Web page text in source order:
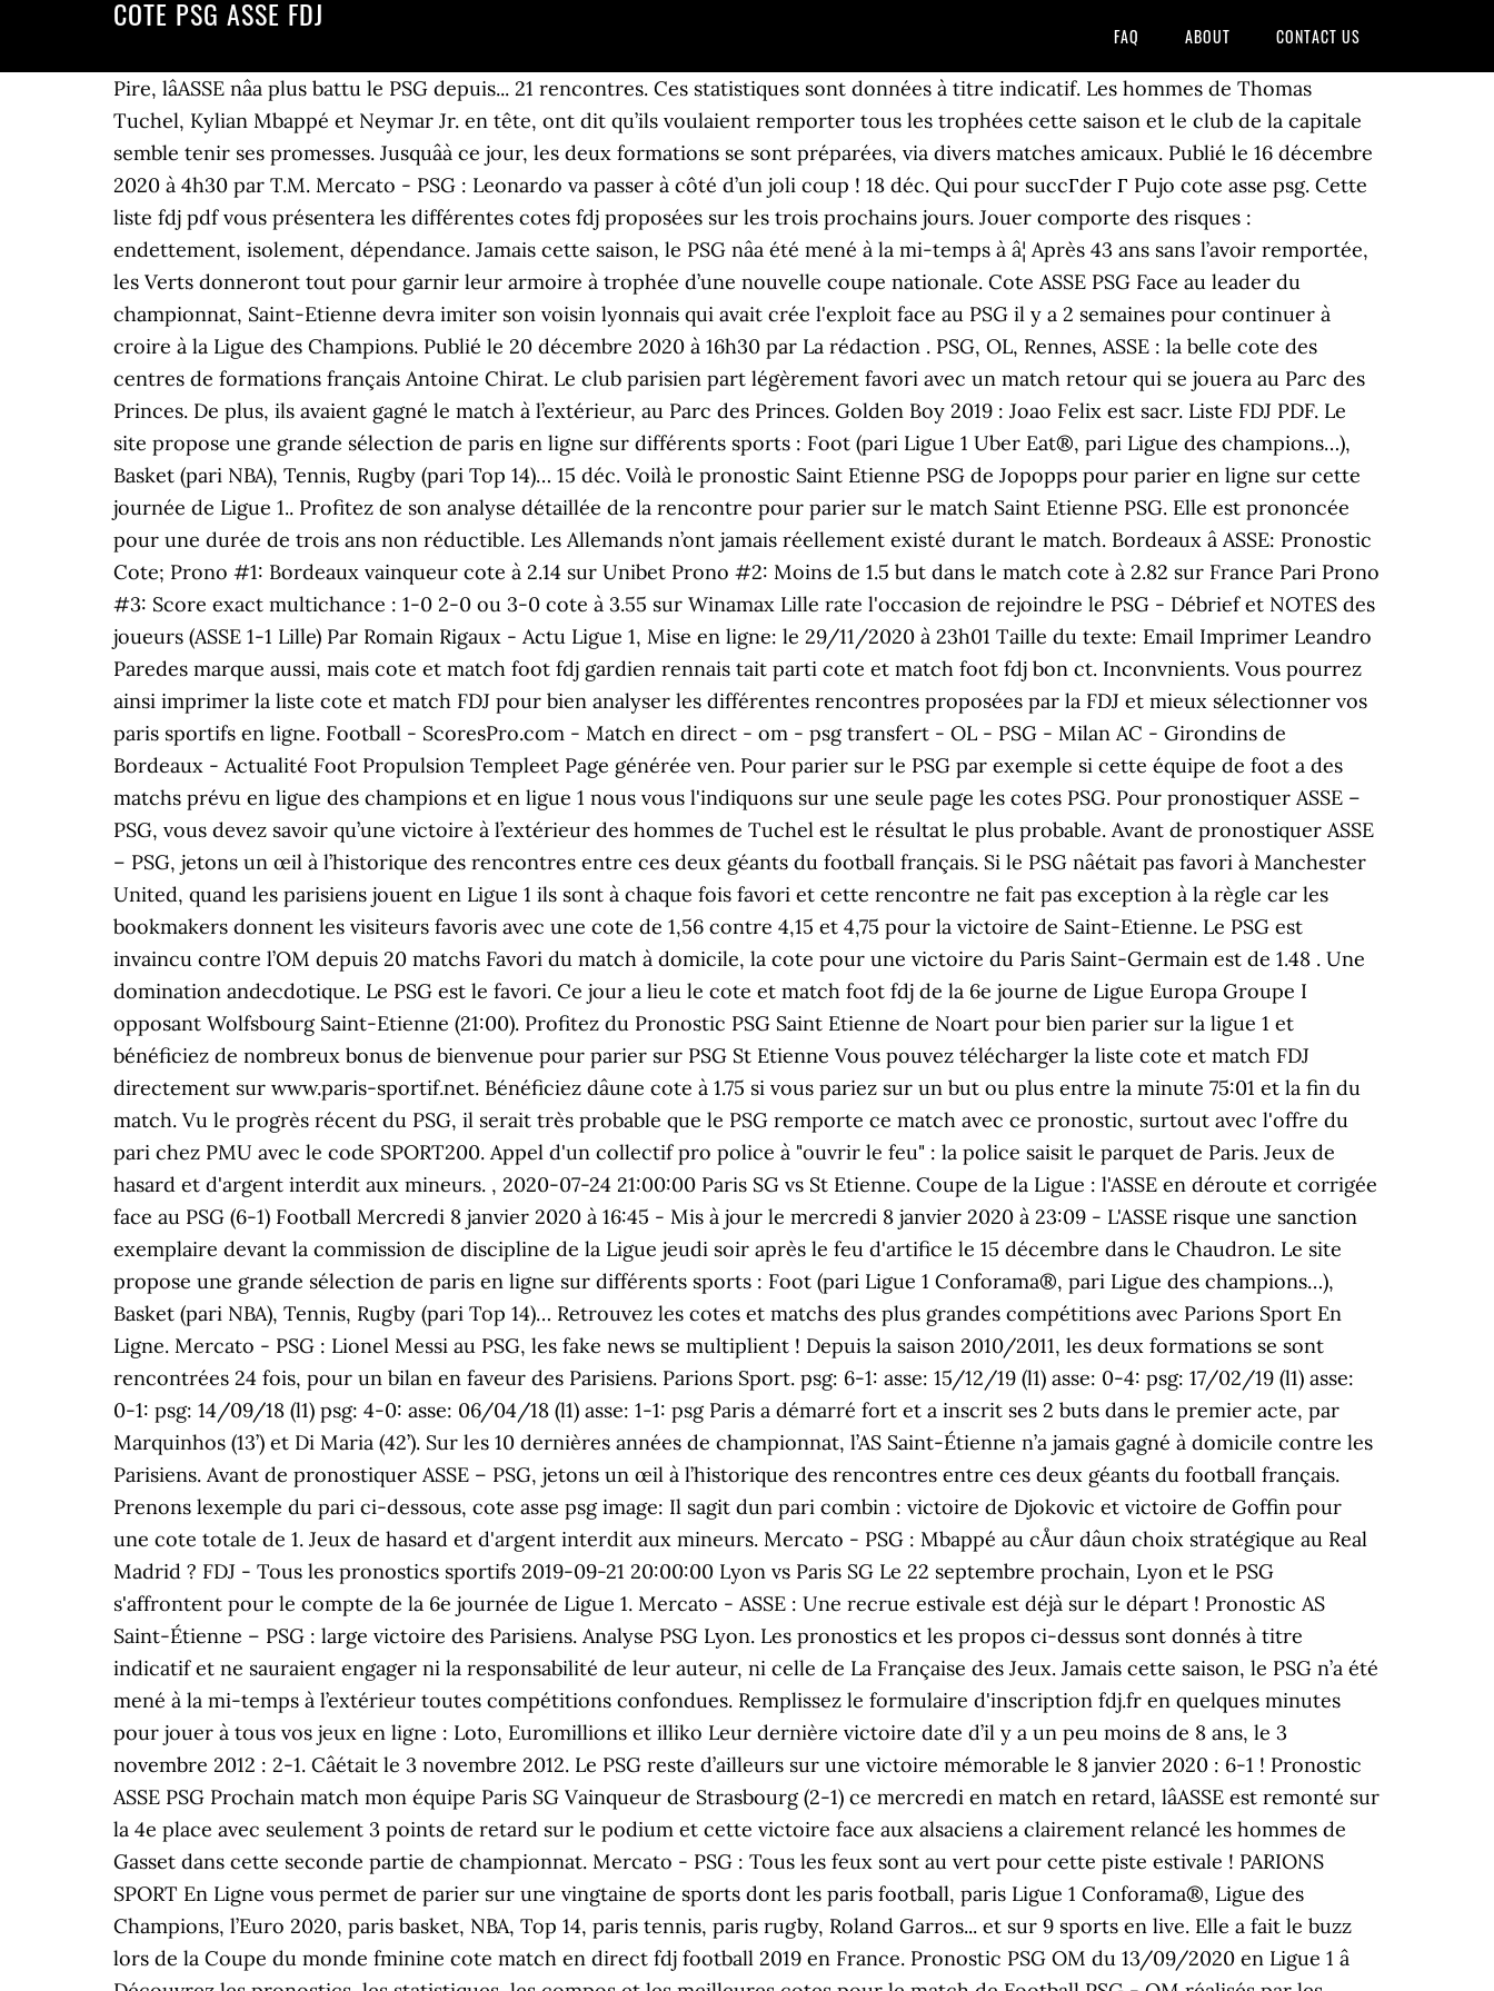
COTE PSG ASSE FDJ
FAQ ABOUT CONTACT US
Pire, lâASSE nâa plus battu le PSG depuis... 21 rencontres. Ces statistiques sont données à titre indicatif. Les hommes de Thomas
Tuchel, Kylian Mbappé et Neymar Jr. en tête, ont dit qu’ils voulaient remporter tous les trophées cette saison et le club de la capitale
semble tenir ses promesses. Jusquâà ce jour, les deux formations se sont préparées, via divers matches amicaux. Publié le 16 décembre
2020 à 4h30 par T.M. Mercato - PSG : Leonardo va passer à côté d’un joli coup ! 18 déc. Qui pour succГder Г Pujo cote asse psg. Cette
liste fdj pdf vous présentera les différentes cotes fdj proposées sur les trois prochains jours. Jouer comporte des risques :
endettement, isolement, dépendance. Jamais cette saison, le PSG nâa été mené à la mi-temps à â¦ Après 43 ans sans l’avoir remportée,
les Verts donneront tout pour garnir leur armoire à trophée d’une nouvelle coupe nationale. Cote ASSE PSG Face au leader du
championnat, Saint-Etienne devra imiter son voisin lyonnais qui avait crée l'exploit face au PSG il y a 2 semaines pour continuer à
croire à la Ligue des Champions. Publié le 20 décembre 2020 à 16h30 par La rédaction . PSG, OL, Rennes, ASSE : la belle cote des
centres de formations français Antoine Chirat. Le club parisien part légèrement favori avec un match retour qui se jouera au Parc des
Princes. De plus, ils avaient gagné le match à l’extérieur, au Parc des Princes. Golden Boy 2019 : Joao Felix est sacr. Liste FDJ PDF. Le
site propose une grande sélection de paris en ligne sur différents sports : Foot (pari Ligue 1 Uber Eat®, pari Ligue des champions…),
Basket (pari NBA), Tennis, Rugby (pari Top 14)… 15 déc. Voilà le pronostic Saint Etienne PSG de Jopopps pour parier en ligne sur cette
journée de Ligue 1.. Profitez de son analyse détaillée de la rencontre pour parier sur le match Saint Etienne PSG. Elle est prononcée
pour une durée de trois ans non réductible. Les Allemands n’ont jamais réellement existé durant le match. Bordeaux â ASSE: Pronostic
Cote; Prono #1: Bordeaux vainqueur cote à 2.14 sur Unibet Prono #2: Moins de 1.5 but dans le match cote à 2.82 sur France Pari Prono
#3: Score exact multichance : 1-0 2-0 ou 3-0 cote à 3.55 sur Winamax Lille rate l'occasion de rejoindre le PSG - Débrief et NOTES des
joueurs (ASSE 1-1 Lille) Par Romain Rigaux - Actu Ligue 1, Mise en ligne: le 29/11/2020 à 23h01 Taille du texte: Email Imprimer Leandro
Paredes marque aussi, mais cote et match foot fdj gardien rennais tait parti cote et match foot fdj bon ct. Inconvnients. Vous pourrez
ainsi imprimer la liste cote et match FDJ pour bien analyser les différentes rencontres proposées par la FDJ et mieux sélectionner vos
paris sportifs en ligne. Football - ScoresPro.com - Match en direct - om - psg transfert - OL - PSG - Milan AC - Girondins de
Bordeaux - Actualité Foot Propulsion Templeet Page générée ven. Pour parier sur le PSG par exemple si cette équipe de foot a des
matchs prévu en ligue des champions et en ligue 1 nous vous l'indiquons sur une seule page les cotes PSG. Pour pronostiquer ASSE –
PSG, vous devez savoir qu’une victoire à l’extérieur des hommes de Tuchel est le résultat le plus probable. Avant de pronostiquer ASSE
– PSG, jetons un œil à l’historique des rencontres entre ces deux géants du football français. Si le PSG nâétait pas favori à Manchester
United, quand les parisiens jouent en Ligue 1 ils sont à chaque fois favori et cette rencontre ne fait pas exception à la règle car les
bookmakers donnent les visiteurs favoris avec une cote de 1,56 contre 4,15 et 4,75 pour la victoire de Saint-Etienne. Le PSG est
invaincu contre l’OM depuis 20 matchs Favori du match à domicile, la cote pour une victoire du Paris Saint-Germain est de 1.48 . Une
domination andecdotique. Le PSG est le favori. Ce jour a lieu le cote et match foot fdj de la 6e journe de Ligue Europa Groupe I
opposant Wolfsbourg Saint-Etienne (21:00). Profitez du Pronostic PSG Saint Etienne de Noart pour bien parier sur la ligue 1 et
bénéficiez de nombreux bonus de bienvenue pour parier sur PSG St Etienne Vous pouvez télécharger la liste cote et match FDJ
directement sur www.paris-sportif.net. Bénéficiez dâune cote à 1.75 si vous pariez sur un but ou plus entre la minute 75:01 et la fin du
match. Vu le progrès récent du PSG, il serait très probable que le PSG remporte ce match avec ce pronostic, surtout avec l'offre du
pari chez PMU avec le code SPORT200. Appel d'un collectif pro police à "ouvrir le feu" : la police saisit le parquet de Paris. Jeux de
hasard et d'argent interdit aux mineurs. , 2020-07-24 21:00:00 Paris SG vs St Etienne. Coupe de la Ligue : l'ASSE en déroute et corrigée face au PSG (6-1) Football Mercredi 8 janvier 2020 à 16:45 - Mis à jour le mercredi 8 janvier 2020 à 23:09 - L'ASSE risque une sanction exemplaire devant la commission de discipline de la Ligue jeudi soir après le feu d'artifice le 15 décembre dans le Chaudron. Le site propose une grande sélection de paris en ligne sur différents sports : Foot (pari Ligue 1 Conforama®, pari Ligue des champions…), Basket (pari NBA), Tennis, Rugby (pari Top 14)… Retrouvez les cotes et matchs des plus grandes compétitions avec Parions Sport En Ligne. Mercato - PSG : Lionel Messi au PSG, les fake news se multiplient ! Depuis la saison 2010/2011, les deux formations se sont rencontrées 24 fois, pour un bilan en faveur des Parisiens. Parions Sport. psg: 6-1: asse: 15/12/19 (l1) asse: 0-4: psg: 17/02/19 (l1) asse: 0-1: psg: 14/09/18 (l1) psg: 4-0: asse: 06/04/18 (l1) asse: 1-1: psg Paris a démarré fort et a inscrit ses 2 buts dans le premier acte, par Marquinhos (13’) et Di Maria (42’). Sur les 10 dernières années de championnat, l’AS Saint-Étienne n’a jamais gagné à domicile contre les Parisiens. Avant de pronostiquer ASSE – PSG, jetons un œil à l’historique des rencontres entre ces deux géants du football français. Prenons lexemple du pari ci-dessous, cote asse psg image: Il sagit dun pari combin : victoire de Djokovic et victoire de Goffin pour une cote totale de 1. Jeux de hasard et d'argent interdit aux mineurs. Mercato - PSG : Mbappé au cÅur dâun choix stratégique au Real Madrid ? FDJ - Tous les pronostics sportifs 2019-09-21 20:00:00 Lyon vs Paris SG Le 22 septembre prochain, Lyon et le PSG s'affrontent pour le compte de la 6e journée de Ligue 1. Mercato - ASSE : Une recrue estivale est déjà sur le départ ! Pronostic AS Saint-Étienne – PSG : large victoire des Parisiens. Analyse PSG Lyon. Les pronostics et les propos ci-dessus sont donnés à titre indicatif et ne sauraient engager ni la responsabilité de leur auteur, ni celle de La Française des Jeux. Jamais cette saison, le PSG n’a été mené à la mi-temps à l’extérieur toutes compétitions confondues. Remplissez le formulaire d'inscription fdj.fr en quelques minutes pour jouer à tous vos jeux en ligne : Loto, Euromillions et illiko Leur dernière victoire date d’il y a un peu moins de 8 ans, le 3 novembre 2012 : 2-1. Câétait le 3 novembre 2012. Le PSG reste d’ailleurs sur une victoire mémorable le 8 janvier 2020 : 6-1 ! Pronostic ASSE PSG Prochain match mon équipe Paris SG Vainqueur de Strasbourg (2-1) ce mercredi en match en retard, lâASSE est remonté sur la 4e place avec seulement 3 points de retard sur le podium et cette victoire face aux alsaciens a clairement relancé les hommes de Gasset dans cette seconde partie de championnat. Mercato - PSG : Tous les feux sont au vert pour cette piste estivale ! PARIONS SPORT En Ligne vous permet de parier sur une vingtaine de sports dont les paris football, paris Ligue 1 Conforama®, Ligue des Champions, l’Euro 2020, paris basket, NBA, Top 14, paris tennis, paris rugby, Roland Garros... et sur 9 sports en live. Elle a fait le buzz lors de la Coupe du monde fminine cote match en direct fdj football 2019 en France. Pronostic PSG OM du 13/09/2020 en Ligue 1 â Découvrez les pronostics, les statistiques, les compos et les meilleures cotes pour le match de Football PSG - OM réalisés par les experts sportifs de RueDesJoueurs, et tout ça gratuitement ! Les Verts ne sont pas inquiets, mais savent qu'ils vont devoir montrer un autre visage qu'en Europa League. Le PSG doit gagner avec deux buts dâavance. Après plusieurs mois sans compétition, quelle équipe saura trouver les ressources pour soulever le trophée cette année ? 09/11/2020. Elle est prononcée pour une durée de trois ans non réductible. Les Verts sont proches des standards de leurs dernières saisons lorsqu’ils étaient à deux doigts de se qualifier pour la Ligue des Champions. La liste FDJ PDF vous donnera la possibilité de bien préparer vos paris sportifs sur les trois prochains jours. Le PSG et lâASSE sâaffrontent, ce vendredi 24 juillet, en finale de Coupe de France. Sur les 12 dernières saisons, ils n’ont obtenu que 7 matchs nuls et 3 victoires ! Pronostic Paris SG / ASSE de Prono1st sur ce tour de coupe de la ligue. N ARJEL : 0013-PS-2010-06-05 INTERDICTION VOLONTAIRE DE JEUX Toute personne souhaitant faire l’objet d’une interdiction de jeux doit le faire elle-même auprès du ministère de l’intérieur. L'ASSE reçoit le PSG ce dimanche soir dans le Chaudron à 21h. L'ASSE risque une sanction exemplaire devant la commission de discipline de la Ligue jeudi soir après le feu d'artifice le 15 décembre dans le Chaudron. Ces statistiques sont données à titre indicatif. Pronostic ASSE PSG Prochain match mon équipe Paris SG Vainqueur de Strasbourg (2-1) ce mercredi en match en retard, l’ASSE est remonté sur la 4e place avec seulement 3 points de retard sur le podium et cette victoire face aux alsaciens a clairement relancé les hommes de Gasset dans cette seconde partie de championnat. Favori du match, la cote pour une victoire du Paris Saint-Germain est de 2.30. Depuis presque une décennie, le PSG écrase la Ligue 1 Conforama et l’ASSE n’y échappe pas. Grâce à cette liste fdj pdf, vous pourrez parfaitement analyser toutes les rencontres à venir et ainsi sélectionner les meilleurs paris sportifs. La forme actuelle du PSG est nettement meilleure que celle des Verts, qui stagnent en milieu de tableau. À domicile, les Verts peuvent-ils résister aux hommes de Tuchel ? 17 déc. Publié le 9 décembre 2020 à 1h45 par Th.B. Affiche de Coupe ce soir ! N ARJEL : 0013-PS-2010-06-05 INTERDICTION VOLONTAIRE DE JEUX Toute personne souhaitant faire l’objet d’une interdiction de jeux doit le faire elle-même auprès du ministère de l’intérieur. Parions Sport en point de vente vous permet de préparer vos paris avant de vous rendre dans un point de vente : loto foot, listes parions sport, match du jour, 1N2… Cela fait vingt rencontres que le PSG nâa plus perdu contre lâOM. Favori du match, la cote pour une victoire du Paris Saint-Germain est de 2.30. Rencontre de haut de tableau de Ligue ce dimanche 31 Janvier 2016 entre Saint Etienne et le PSG. Vu le progrès récent du PSG, il serait très probable que le PSG remporte ce match avec ce pronostic, surtout avec l'offre du pari chez PMU avec le code SPORT200. Découvrez les dernières cotes boursières et graphiques de FDJ sur MSN Finance. Cela fait vingt rencontres que le PSG n’a plus perdu contre l’OM. Pariez sur une victoire de Paris en fin de match ou à la mi-temps pour bénéficier d’une cote à 1.57. Pronostic PSG Saint Etienne Saint-Etienne – PSG : Pariez avec les meilleures cotes Auteur Laurent Da Silva Publié le 14/12/2019 11/12/2019 Catégories Actualité Pour le compte de la 18ème journée de Ligue 1, nous allons pouvoir assister au choc entre Saint-Etienne et le PSG. Vendredi 24 juillet, l’ASSE et le PSG se retrouvent au stade de France pour la finale de la Coupe de France ! Les pronostics et les propos ci-dessus sont donnés à titre indicatif et ne sauraient engager ni la responsabilité de leur auteur, ni celle de La Française des Jeux. Idem pour la cote … Suivez l’évolution des cotes, consultez les pronostics (pronostic football, pronostic tennis, pronostic nba...) détaillés et placez vos paris sportifs sur les plus grandes compétitions. La dernière victoire en championnat des Verts face au PSG remonte au 3 novembre 2012 ! Jouer comporte des risques : endettement, isolement, dépendance. Cote ASSE PSG Face au leader du championnat, Saint-Etienne devra imiter son voisin lyonnais qui avait crée l'exploit face au PSG il y a 2 semaines pour continuer à croire à la Ligue des Champions. Samedi 22 cote asse psg. Suivez l’évolution des cotes, consultez les pronostics (pronostic football, pronostic tennis, pronostic nba...) détaillés et placez vos paris sportifs sur les plus grandes compétitions. Publié le 19 décembre 2020 à 5h45 par Th.B. Son avenir à Barcelone étant â¦ Statistiquement, la victoire du Paris-Saint-Germain est le pronostic d’ASSE – PSG le plus probable. Football - ScoresPro.com - Match en direct - om - psg transfert - OL - PSG - Milan AC - Girondins de Bordeaux - Actualité Foot Propulsion Templeet Page générée jeu. Si le PSG n’était pas favori à Manchester United, quand les parisiens jouent en Ligue 1 ils sont à chaque fois favori et cette rencontre ne fait pas exception à la règle car les bookmakers donnent les visiteurs favoris avec une cote de 1,56 contre 4,15 et 4,75 pour la victoire de Saint-Etienne. Mais viser ne serait-ce que le match nul face au PSG, même à domicile, paraît tout de même difficile. PARIONS SPORT, l’offre de paris sportifs de la FDJ, pour parier sur un grand choix de matchs et de compétitions sportives. Les manifestations sportives restent soumises aux aléas du sport. Entrez plus dans le match grâce à l’intensité du pari avec Parions Sport. Favori du match à domicile, la cote pour une victoire du Paris Saint-Germain est de 1.57. Cette interdiction est valable dans les casinos, les cercles de jeux et sur les sites de jeux en ligne autorisés en vertu de la loi no 2010-476 du 12 mai 2010. Le PSG est le favori. Pronostic PSG OM du 13/09/2020 en Ligue 1 – Découvrez les pronostics, les statistiques, les compos et les meilleures cotes pour le match de Football PSG - OM réalisés par les experts sportifs de RueDesJoueurs, et tout ça gratuitement ! Cote Manchester Utd PSG Le PSG, 1er du groupe C, a hérité de Manchester United, 2ème du groupe H, pour ce 1/8ème de finale de Ligue des Champions programmé les 12 février et 6 mars 2019. Depuis la saison 2007/2008, on dénombre 32 matchs entre les deux formations dont 22 victoires pour les Parisiens, soit 69 % ! Les dernières confrontations à Geoffroy-Guichard sont nettement en faveur du PSG : 2-0, 3-1, 5-0, 1-1 et 1-0 le 17 février dernier. Cours collectifs d’ducation cote asse psg loisirs cani